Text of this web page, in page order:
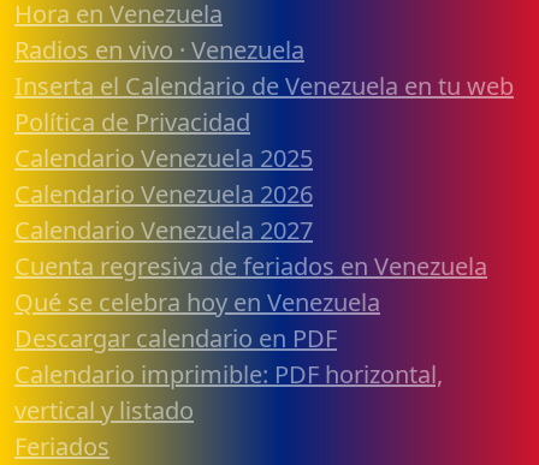
Hora en Venezuela
Radios en vivo · Venezuela
Inserta el Calendario de Venezuela en tu web
Política de Privacidad
Calendario Venezuela 2025
Calendario Venezuela 2026
Calendario Venezuela 2027
Cuenta regresiva de feriados en Venezuela
Qué se celebra hoy en Venezuela
Descargar calendario en PDF
Calendario imprimible: PDF horizontal,
vertical y listado
Feriados